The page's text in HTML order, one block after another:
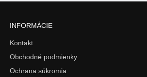
INFORMÁCIE
Kontakt
Obchodné podmienky
Ochrana súkromia